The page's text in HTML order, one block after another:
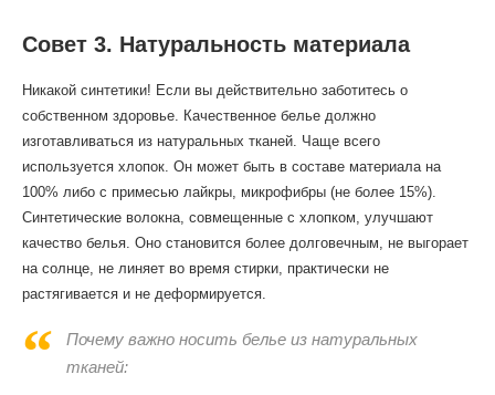
Совет 3. Натуральность материала
Никакой синтетики! Если вы действительно заботитесь о
собственном здоровье. Качественное белье должно
изготавливаться из натуральных тканей. Чаще всего
используется хлопок. Он может быть в составе материала на
100% либо с примесью лайкры, микрофибры (не более 15%).
Синтетические волокна, совмещенные с хлопком, улучшают
качество белья. Оно становится более долговечным, не выгорает
на солнце, не линяет во время стирки, практически не
растягивается и не деформируется.
Почему важно носить белье из натуральных
тканей: